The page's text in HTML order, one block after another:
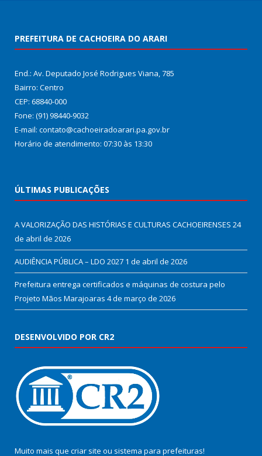
PREFEITURA DE CACHOEIRA DO ARARI
End.: Av. Deputado José Rodrigues Viana, 785
Bairro: Centro
CEP: 68840-000
Fone: (91) 98440-9032
E-mail: contato@cachoeiradoarari.pa.gov.br
Horário de atendimento: 07:30 às 13:30
ÚLTIMAS PUBLICAÇÕES
A VALORIZAÇÃO DAS HISTÓRIAS E CULTURAS CACHOEIRENSES 24
de abril de 2026
AUDIÊNCIA PÚBLICA – LDO 2027 1 de abril de 2026
Prefeitura entrega certificados e máquinas de costura pelo
Projeto Mãos Marajoaras 4 de março de 2026
DESENVOLVIDO POR CR2
Muito mais que criar site ou sistema para prefeituras!